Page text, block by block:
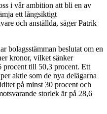
i vår ambition att bli en av
ett långsiktigt
och anställda, säger Patrik
bolagsstämman beslutat om en
kronor, vilket sänker
procent till 50,3 procent. Ett
aktie som de nya delägarna
på minst 30 procent och
storlek är på 28,6